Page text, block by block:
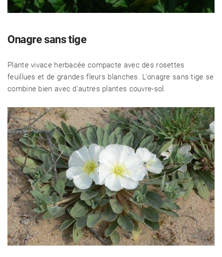
Onagre sans tige
Plante vivace herbacée compacte avec des rosettes
feuillues et de grandes fleurs blanches. L'onagre sans tige se
combine bien avec d'autres plantes couvre-sol.
CÉLÉBRITÉS
LA BEAUTÉ
MODE DE VIE
MAISON ET FAMILLE